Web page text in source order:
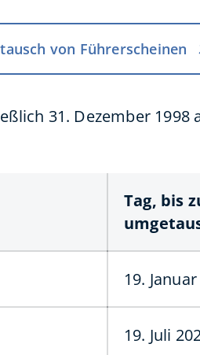
von Führerscheinen
31. Dezember
Tag, bis
19.
19. Juli